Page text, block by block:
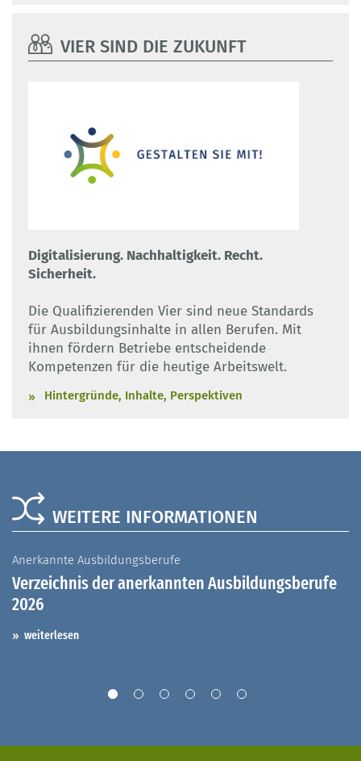
VIER SIND DIE ZUKUNFT
Digitalisierung. Nachhaltigkeit. Recht.
Sicherheit.
Die Qualifizierenden Vier sind neue Standards
für Ausbildungsinhalte in allen Berufen. Mit
ihnen fördern Betriebe entscheidende
Kompetenzen für die heutige Arbeitswelt.
Hintergründe, Inhalte, Perspektiven
WEITERE INFORMATIONEN
Anerkannte Ausbildungsberufe
Verzeichnis der anerkannten Ausbildungsberufe
2026
weiterlesen